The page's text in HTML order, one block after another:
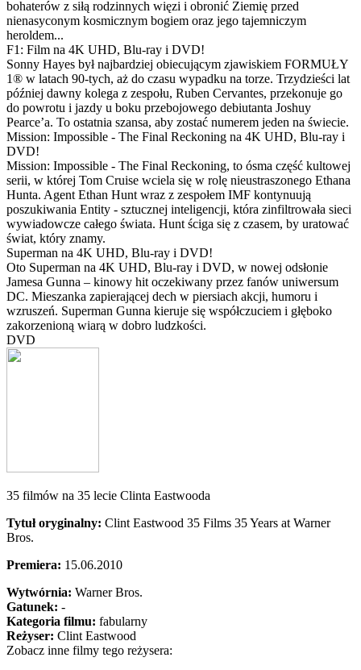
bohaterów z siłą rodzinnych więzi i obronić Ziemię przed
nienasyconym kosmicznym bogiem oraz jego tajemniczym
heroldem...
F1: Film na 4K UHD, Blu-ray i DVD!
Sonny Hayes był najbardziej obiecującym zjawiskiem FORMUŁY
1® w latach 90-tych, aż do czasu wypadku na torze. Trzydzieści lat
później dawny kolega z zespołu, Ruben Cervantes, przekonuje go
do powrotu i jazdy u boku przebojowego debiutanta Joshuy
Pearce’a. To ostatnia szansa, aby zostać numerem jeden na świecie.
Mission: Impossible - The Final Reckoning na 4K UHD, Blu-ray i
DVD!
Mission: Impossible - The Final Reckoning, to ósma część kultowej
serii, w której Tom Cruise wciela się w rolę nieustraszonego Ethana
Hunta. Agent Ethan Hunt wraz z zespołem IMF kontynuują
poszukiwania Entity - sztucznej inteligencji, która zinfiltrowała sieci
wywiadowcze całego świata. Hunt ściga się z czasem, by uratować
świat, który znamy.
Superman na 4K UHD, Blu-ray i DVD!
Oto Superman na 4K UHD, Blu-ray i DVD, w nowej odsłonie
Jamesa Gunna – kinowy hit oczekiwany przez fanów uniwersum
DC. Mieszanka zapierającej dech w piersiach akcji, humoru i
wzruszeń. Superman Gunna kieruje się współczuciem i głęboko
zakorzenioną wiarą w dobro ludzkości.
DVD
35 filmów na 35 lecie Clinta Eastwooda
Tytuł oryginalny: Clint Eastwood 35 Films 35 Years at Warner
Bros.
Premiera: 15.06.2010
Wytwórnia: Warner Bros.
Gatunek: -
Kategoria filmu: fabularny
Reżyser: Clint Eastwood
Zobacz inne filmy tego reżysera: